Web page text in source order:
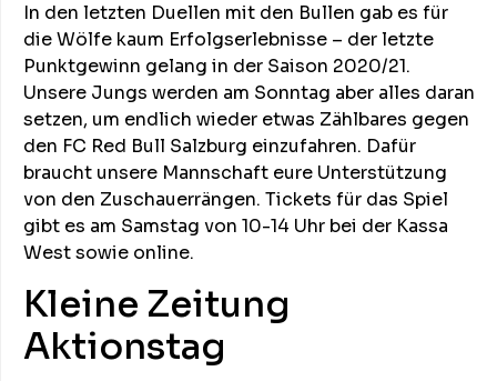
In den letzten Duellen mit den Bullen gab es für
die Wölfe kaum Erfolgserlebnisse – der letzte
Punktgewinn gelang in der Saison 2020/21.
Unsere Jungs werden am Sonntag aber alles daran
setzen, um endlich wieder etwas Zählbares gegen
den FC Red Bull Salzburg einzufahren. Dafür
braucht unsere Mannschaft eure Unterstützung
von den Zuschauerrängen. Tickets für das Spiel
gibt es am Samstag von 10-14 Uhr bei der Kassa
West sowie online.
Kleine Zeitung
Aktionstag